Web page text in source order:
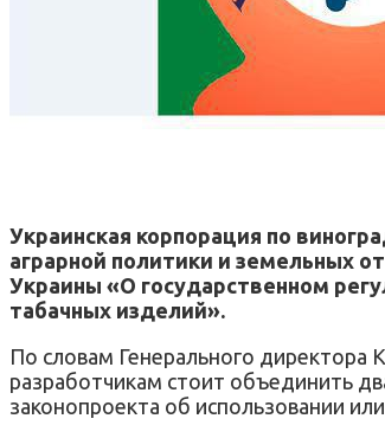
Украинская корпорация по
аграрной политики и земельных
Украины «О государственном
табачных изделий».
По словам Генерального директора
разработчикам стоит объединить
законопроекта об использовании